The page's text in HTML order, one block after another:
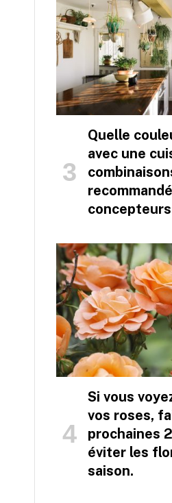
Quelle
avec une
concepteurs
Si vous
vos roses,
prochaines
éviter les
saison.